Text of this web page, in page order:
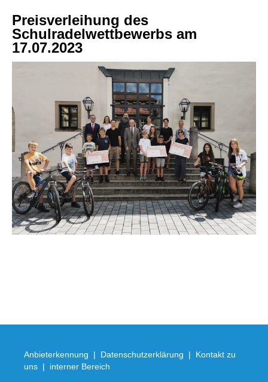
Preisverleihung des
Schulradelwettbewerbs am
17.07.2023
Anbieterkennung | Datenschutzerklärung | Kontakt zu
uns | interner Bereich